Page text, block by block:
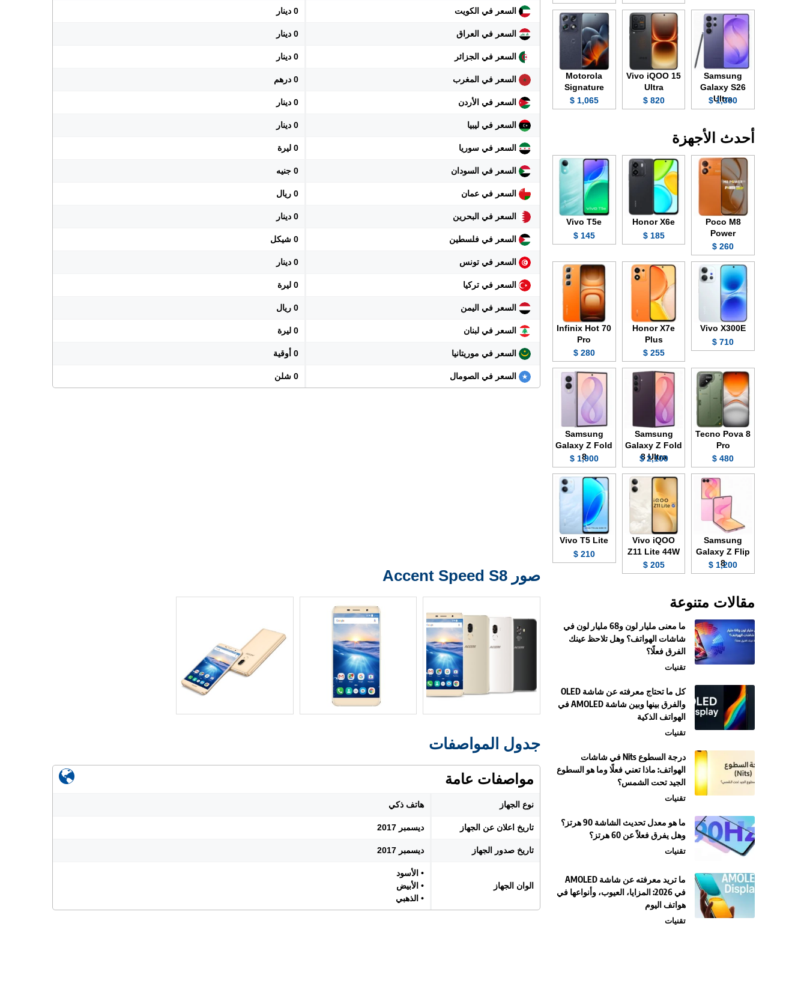
السعر في الكويت 0 دينار
السعر في العراق 0 دينار
السعر في الجزائر 0 دينار
السعر في المغرب 0 درهم
السعر في الأردن 0 دينار
السعر في ليبيا 0 دينار
السعر في سوريا 0 ليرة
السعر في السودان 0 جنيه
السعر في عمان 0 ريال
السعر في البحرين 0 دينار
السعر في فلسطين 0 شيكل
السعر في تونس 0 دينار
السعر في تركيا 0 ليرة
السعر في اليمن 0 ريال
السعر في لبنان 0 ليرة
السعر في موريتانيا 0 أوقية
السعر في الصومال 0 شلن
صور Accent Speed S8
جدول المواصفات
مواصفات عامة
نوع الجهاز هاتف ذكي
تاريخ اعلان عن الجهاز ديسمبر 2017
تاريخ صدور الجهاز ديسمبر 2017
الوان الجهاز
• الأسود
• الأبيض
• الذهبي
Samsung
Galaxy S26
Ultra
1,300 $
Vivo iQOO 15
Ultra
820 $
Motorola
Signature
1,065 $
أحدث الأجهزة
Poco M8
Power
260 $
Honor X6e
185 $
Vivo T5e
145 $
Vivo X300E
710 $
Honor X7e
Plus
255 $
Infinix Hot 70
Pro
280 $
Tecno Pova 8
Pro
480 $
Samsung
Galaxy Z Fold
8 Ultra
2,100 $
Samsung
Galaxy Z Fold
8
1,900 $
Samsung
Galaxy Z Flip
8
1,200 $
Vivo iQOO
Z11 Lite 44W
205 $
Vivo T5 Lite
210 $
مقالات متنوعة
ما معنى مليار لون و68 مليار لون في
شاشات الهواتف؟ وهل تلاحظ عينك
الفرق فعلًا؟
تقنيات
كل ما تحتاج معرفته عن شاشة OLED
والفرق بينها وبين شاشة AMOLED في
الهواتف الذكية
تقنيات
درجة السطوع Nits في شاشات
الهواتف: ماذا تعني فعلًا وما هو السطوع
الجيد تحت الشمس؟
تقنيات
ما هو معدل تحديث الشاشة 90 هرتز؟
وهل يفرق فعلاً عن 60 هرتز؟
تقنيات
ما تريد معرفته عن شاشة AMOLED
في 2026: المزايا، العيوب، وأنواعها في
هواتف اليوم
تقنيات